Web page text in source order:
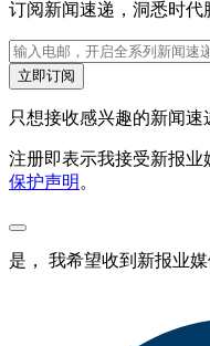
订阅新闻速递，洞悉时代
立即订阅
只想接收感兴趣的新闻速
注册即表示我接受新报业
保护声明 。
是， 我希望收到新报业